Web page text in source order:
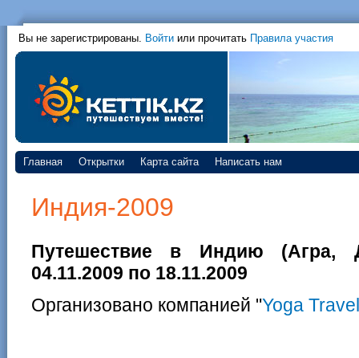
Вы не зарегистрированы. Войти или прочитать Правила участия
Главная Открытки Карта сайта Написать нам
Индия-2009
Путешествие в Индию (Агра,
04.11.2009 по 18.11.2009
Организовано компанией "Yoga Travel